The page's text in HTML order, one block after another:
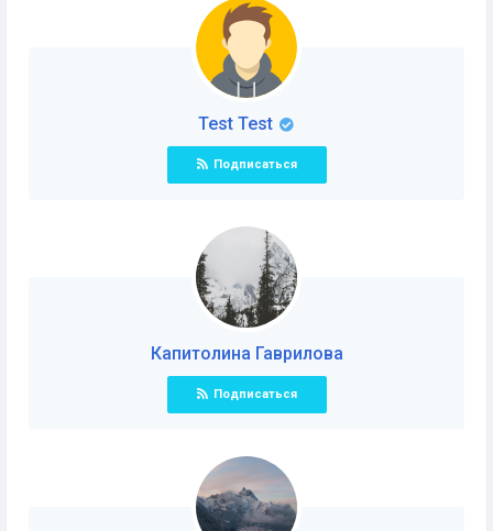
Test Test
Подписаться
Капитолина Гавриловa
Подписаться